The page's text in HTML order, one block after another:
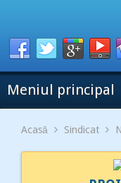
Meniul principal
Acasă Sindicat